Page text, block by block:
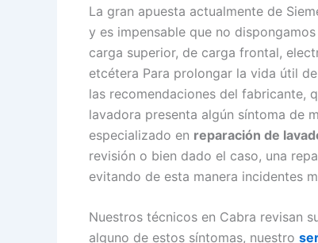
La gran apuesta actualmente de
y es impensable que no
carga superior, de carga frontal,
etcétera Para prolongar la vida útil
las recomendaciones del fabricante,
lavadora presenta algún síntoma de
especializado en reparación de
revisión o bien dado el caso, una
evitando de esta manera incidentes
Nuestros técnicos en Cabra revisan
alguno de estos síntomas, nuestro